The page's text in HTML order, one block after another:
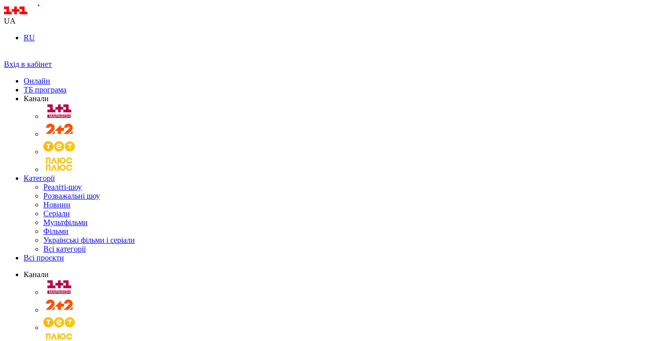
UA
RU
Вхід в кабінет
Онлайн
ТБ програма
Канали
Категорії
Реаліті-шоу
Розважальні шоу
Новини
Серіали
Мультфільми
Фільми
Українські фільми і серіали
Всі категорії
Всі проєкти
Канали